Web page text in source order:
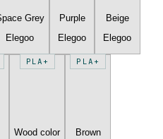
Grey
Elegoo
Purple
Elegoo
Beige
Elegoo
PLA+
Wood color
PLA+
Brown